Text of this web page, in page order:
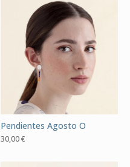
Pendientes Agosto O
30,00€